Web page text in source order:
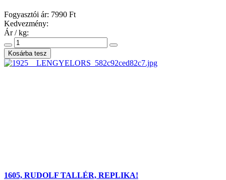
Fogyasztói ár: 7990 Ft
Kedvezmény:
Ár / kg:
1605, RUDOLF TALLÉR, REPLIKA!